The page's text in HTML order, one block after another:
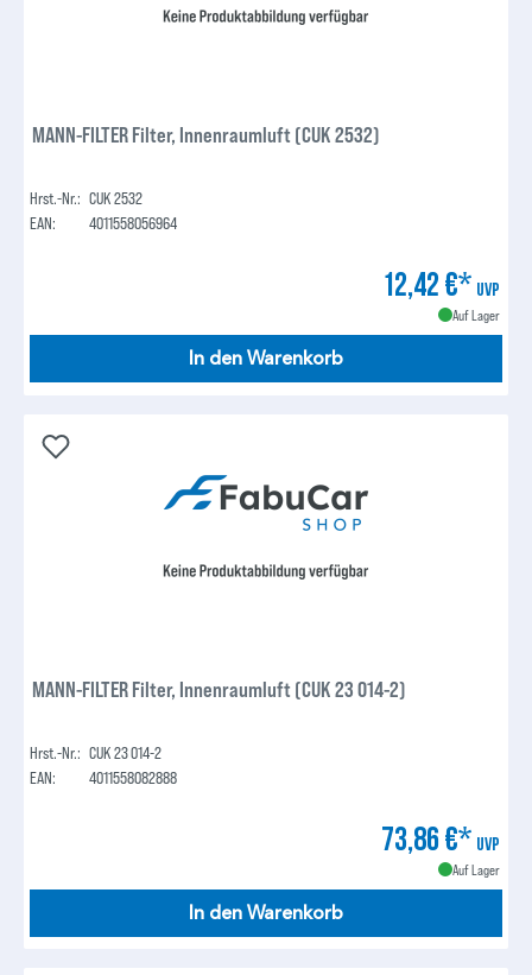
MANN-FILTER Filter, Innenraumluft (CUK 2532)
Hrst.-Nr.: CUK 2532
EAN:
4011558056964
12,42 €* UVP
Auf Lager
In den Warenkorb
MANN-FILTER Filter, Innenraumluft (CUK 23 014-2)
Hrst.-Nr.: CUK 23 014-2
EAN:
4011558082888
73,86 €* UVP
Auf Lager
In den Warenkorb